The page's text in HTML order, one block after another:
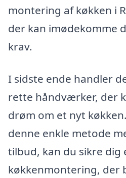
montering af køkken i
der kan imødekomme
krav.
I sidste ende handler
rette håndværker, der
drøm om et nyt
denne enkle metode
tilbud, kan du sikre dig
køkkenmontering, der